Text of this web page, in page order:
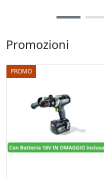
Promozioni
PROMO